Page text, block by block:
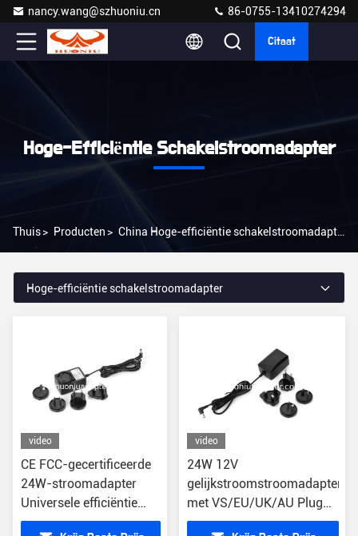
nancy.wang@szhuoniu.cn 86-0755-13410274294
Citaat
Hoge-Efficiëntie Schakelstroomadapter
Thuis> Producten > China Hoge-efficiëntie schakelstroomadapter
Hoge-efficiëntie schakelstroomadapter
video
CE FCC-gecertificeerde
24W-stroomadapter
Universele efficiëntie
voor elektronische
video
24W 12V
gelijkstroomstroomadapter
met VS/EU/UK/AU Plug
Short Circuit Protection